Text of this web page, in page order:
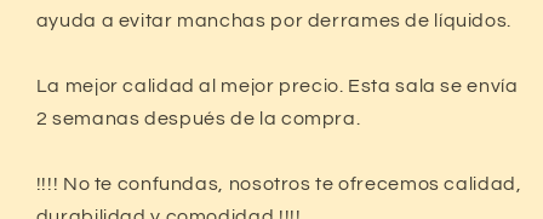
ayuda a evitar manchas por derrames de líquidos.
La mejor calidad al mejor precio. Esta sala se envía
2 semanas después de la compra.
!!!! No te confundas, nosotros te ofrecemos calidad,
Compra ahora y paga a meses